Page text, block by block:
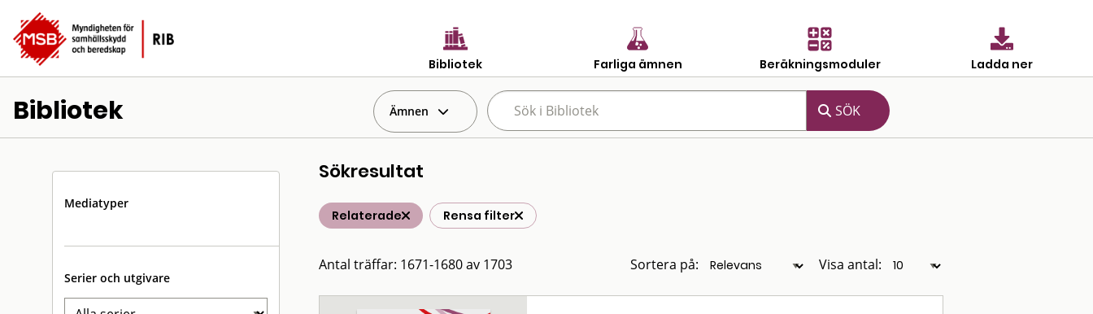
Bibliotek Farliga ämnen Beräkningsmoduler Ladda ner
Bibliotek Ämnen
Mediatyper
Serier och utgivare
Sökresultat
Relaterade Rensa filter
Antal träffar: 1671-1680 av 1703 Sortera på: Visa antal: